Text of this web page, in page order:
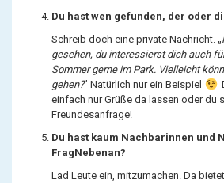
Du hast wen gefunden, der oder
Schreib doch eine private Nachricht. „
gesehen, du interessierst dich auch
Sommer gerne im Park. Vielleicht
gehen?” Natürlich nur ein Beispiel
einfach nur Grüße da lassen oder du
Freundesanfrage!
Du hast kaum Nachbarinnen und
FragNebenan?
Lad Leute ein, mitzumachen. Da